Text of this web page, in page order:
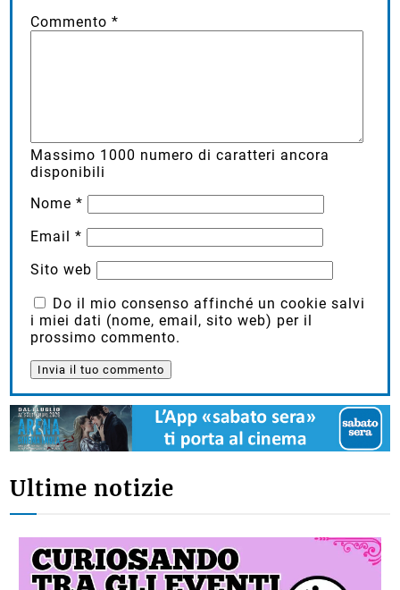
Commento*
Massimo 1000 numero di caratteri ancora
disponibili
Nome*
Email*
Sito web
Do il mio consenso affinché un cookie salvi
i miei dati (nome, email, sito web) per il
prossimo commento.
Ultime notizie